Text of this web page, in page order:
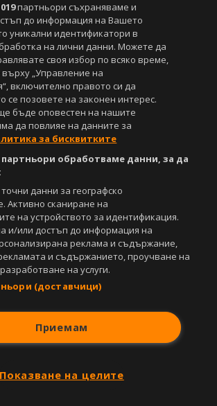
Агенция Спортал. Всички права запазени.
наSportal Media Group
Общи условия
Лични данни
уеб сайт и технологиите, използвани в него, са
за авторското право и сродните му права.
интервюта и други текстови, графични и
в сайта, са собственост на Агенция
е посочено друго. Допуска се
материали само след писмено съгласие на
на източника и добавяне на линк към
на графични и видео материали,
е строго забранено. Нарушителите ще бъдат
строгост на закона.
приложение за:
партньори съхраняваме и
до информация на Вашето
уникални идентификатори в
на лични данни. Можете да
своя избор по всяко време,
„Управление на
включително правото си да
се позовете на законен интерес.
бъде оповестен на нашите
да повлияе на данните за
за бисквитките
обработваме данни, за да
данни за географско
Активно сканиране на
на устройството за идентификация.
и/или достъп до информация на
реклама и съдържание,
и съдържанието, проучване на
на услуги.
(доставчици)
Приемам
Показване на целите